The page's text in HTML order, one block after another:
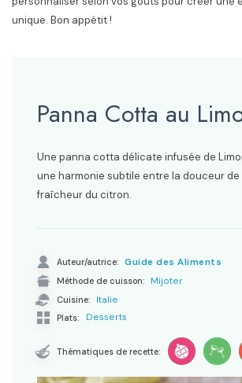
unique. Bon appétit !
Panna Cotta au
Une panna cotta délicate infusée de
une harmonie subtile entre la douceur de
fraîcheur du citron.
Auteur/autrice: Guide des Aliments
Méthode de cuisson: Mijoter
Cuisine: Italie
Plats: Desserts
Thématiques de recette: